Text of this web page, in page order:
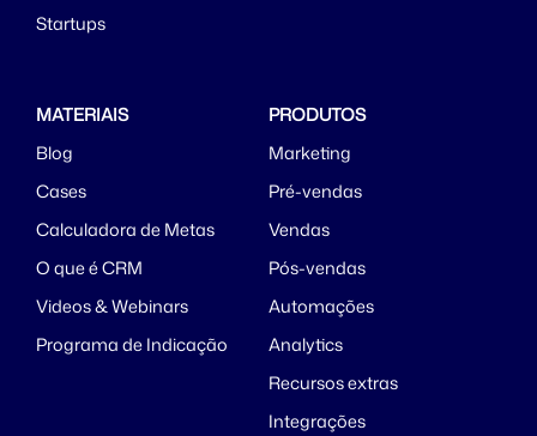
Startups
MATERIAIS
Blog
Cases
Calculadora de Metas
O que é CRM
Videos & Webinars
Programa de Indicação
PRODUTOS
Marketing
Pré-vendas
Vendas
Pós-vendas
Automações
Analytics
Recursos extras
Integrações